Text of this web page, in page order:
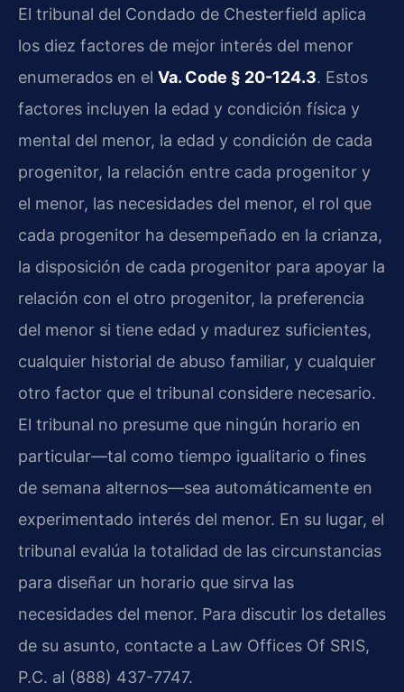
El tribunal del Condado de Chesterfield aplica
los diez factores de mejor interés del menor
enumerados en el Va. Code § 20-124.3. Estos
factores incluyen la edad y condición física y
mental del menor, la edad y condición de cada
progenitor, la relación entre cada progenitor y
el menor, las necesidades del menor, el rol que
cada progenitor ha desempeñado en la crianza,
la disposición de cada progenitor para apoyar la
relación con el otro progenitor, la preferencia
del menor si tiene edad y madurez suficientes,
cualquier historial de abuso familiar, y cualquier
otro factor que el tribunal considere necesario.
El tribunal no presume que ningún horario en
particular—tal como tiempo igualitario o fines
de semana alternos—sea automáticamente en
experimentado interés del menor. En su lugar, el
tribunal evalúa la totalidad de las circunstancias
para diseñar un horario que sirva las
necesidades del menor. Para discutir los detalles
de su asunto, contacte a Law Offices Of SRIS,
P.C. al (888) 437-7747.